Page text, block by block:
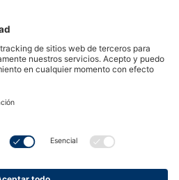
gas y cajas de guantes
el producto